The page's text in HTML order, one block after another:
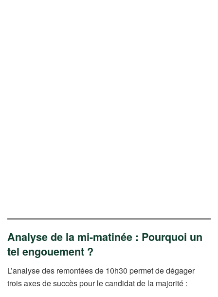
Analyse de la mi-matinée : Pourquoi un
tel engouement ?
L’analyse des remontées de 10h30 permet de dégager
trois axes de succès pour le candidat de la majorité :